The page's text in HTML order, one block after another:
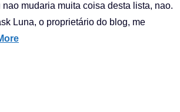
mudaria muita coisa desta lista, nao.
Luna, o proprietário do blog, me